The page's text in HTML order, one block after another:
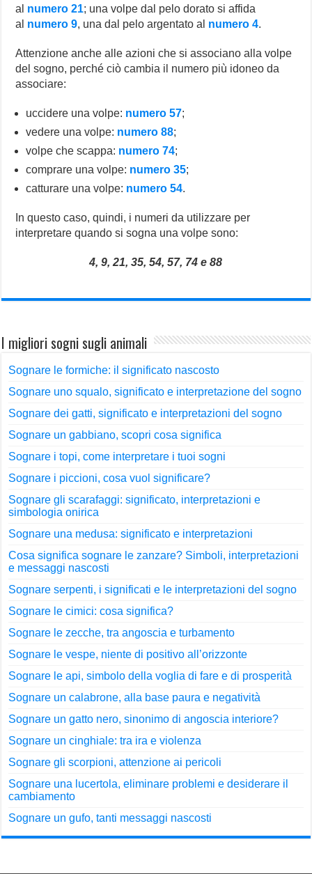
al numero 21; una volpe dal pelo dorato si affida
al numero 9, una dal pelo argentato al numero 4.
Attenzione anche alle azioni che si associano alla volpe
del sogno, perché ciò cambia il numero più idoneo da
associare:
uccidere una volpe: numero 57;
vedere una volpe: numero 88;
volpe che scappa: numero 74;
comprare una volpe: numero 35;
catturare una volpe: numero 54.
In questo caso, quindi, i numeri da utilizzare per
interpretare quando si sogna una volpe sono:
4, 9, 21, 35, 54, 57, 74 e 88
I migliori sogni sugli animali
Sognare le formiche: il significato nascosto
Sognare uno squalo, significato e interpretazione del sogno
Sognare dei gatti, significato e interpretazioni del sogno
Sognare un gabbiano, scopri cosa significa
Sognare i topi, come interpretare i tuoi sogni
Sognare i piccioni, cosa vuol significare?
Sognare gli scarafaggi: significato, interpretazioni e
simbologia onirica
Sognare una medusa: significato e interpretazioni
Cosa significa sognare le zanzare? Simboli, interpretazioni
e messaggi nascosti
Sognare serpenti, i significati e le interpretazioni del sogno
Sognare le cimici: cosa significa?
Sognare le zecche, tra angoscia e turbamento
Sognare le vespe, niente di positivo all’orizzonte
Sognare le api, simbolo della voglia di fare e di prosperità
Sognare un calabrone, alla base paura e negatività
Sognare un gatto nero, sinonimo di angoscia interiore?
Sognare un cinghiale: tra ira e violenza
Sognare gli scorpioni, attenzione ai pericoli
Sognare una lucertola, eliminare problemi e desiderare il
cambiamento
Sognare un gufo, tanti messaggi nascosti